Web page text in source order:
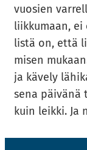
vuo­sien
liik­ku­maan,
lis­tä on, että
mi­sen
ja kä­ve­ly
se­na päi­vä­nä
kuin leik­ki. Ja